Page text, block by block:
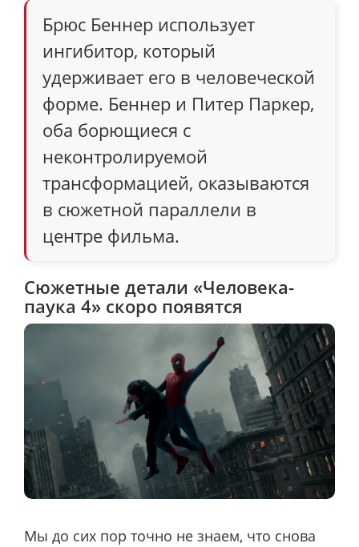
Брюс Беннер использует
ингибитор, который
удерживает его в человеческой
форме. Беннер и Питер Паркер,
оба борющиеся с
неконтролируемой
трансформацией, оказываются
в сюжетной параллели в
центре фильма.
Сюжетные детали «Человека-
паука 4» скоро появятся
Мы до сих пор точно не знаем, что снова